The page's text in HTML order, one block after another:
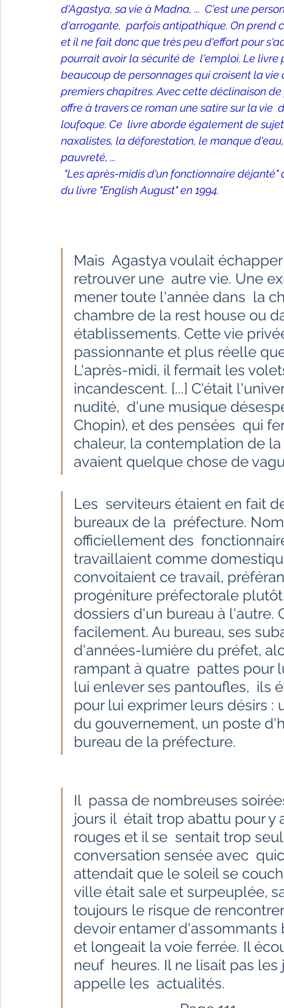
d'Agastya, sa vie à Madna, ...  C'est une
d'arrogante,  parfois antipathique. On prend
et il ne fait donc que très peu d'effort pour
pourrait avoir la sécurité de  l'emploi. Le livre
beaucoup de personnages qui croisent la
premiers chapitres. Avec cette déclinaison
offre à travers ce roman une satire sur la vie
loufoque. Ce  livre aborde également de
naxalistes, la déforestation, le manque
pauvreté, ...
"Les après-midis d'un fonctionnaire
du livre "English August" en 1994.
Mais  Agastya voulait
retrouver une  autre vie. Une
mener toute l'année dans  la
chambre de la rest house ou
établissements. Cette vie
passionnante et plus réelle
L'après-midi, il fermait les
incandescent. [...] C'était
nudité,  d'une musique
Chopin), et des pensées  qui
chaleur, la contemplation de
avaient quelque chose de
Les  serviteurs étaient en fait
bureaux de la  préfecture.
officiellement des
travaillaient comme
convoitaient ce travail,
progéniture préfectorale
dossiers d'un bureau à l'autre.
facilement. Au bureau, ses
d'années-lumière du préfet,
rampant à quatre  pattes pour
lui enlever ses pantoufles,  ils
pour lui exprimer leurs désirs
du gouvernement, un poste
bureau de la préfecture.
Il  passa de nombreuses
jours il  était trop abattu pour y
rouges et il se  sentait trop
conversation sensée avec
attendait que le soleil se
ville était sale et surpeuplée,
toujours le risque de
devoir entamer d'assommants
et longeait la voie ferrée. Il
neuf  heures. Il ne lisait pas
appelle les  actualités.